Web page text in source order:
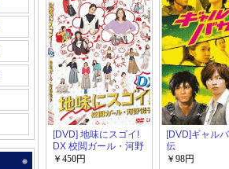
[DVD] 地味にスゴイ!
DX 校閲ガール・河野
悦子
￥450円
[DVD]ギャル
伝
￥98円